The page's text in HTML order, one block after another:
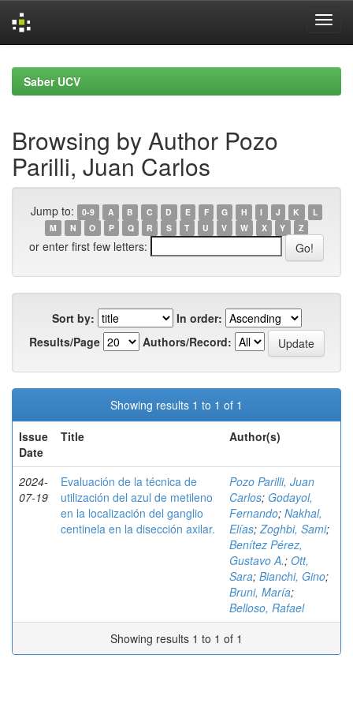
navigationSaber UCV
Browsing by Author Pozo
Parilli, Juan Carlos
Jump to: 0-9 A B C D E F G H I J K
L
M
N O P Q R S T U V W X Y Z
or enter first few letters:
Sort by:
In order:
Results/Page
Authors/Record:
Showing results 1 to 1 of 1
Issue
Date
Title Author(s)
2024-
07-19
Evaluación de la técnica de
utilización del azul de metileno
en la localización del ganglio
centinela en la disección axilar.
Pozo Parilli, Juan
Carlos; Godayol,
Fernando; Nakhal,
Elías;Zoghbi, Sami;
Benítez Pérez,
Gustavo A.; Ott,
Sara; Bianchi, Gino;
Bruni, María;
Belloso, Rafael
Showing results 1 to 1 of 1